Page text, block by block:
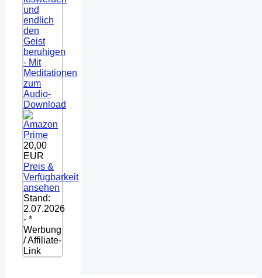
und
endlich
den
Geist
beruhigen
- Mit
Meditationen
zum
Audio-
Download
20,00
EUR
Preis &
Verfügbarkeit
ansehen
Stand:
2.07.2026
- *
Werbung
/ Affiliate-
Link